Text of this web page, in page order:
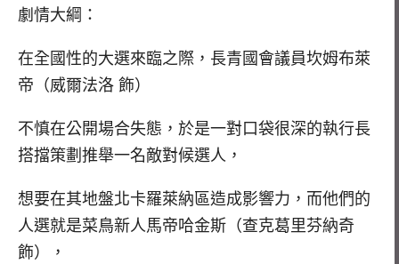
劇情大綱：
在全國性的大選來臨之際，長青國會議員坎姆布萊
帝（威爾法洛 飾）
不慎在公開場合失態，於是一對口袋很深的執行長
搭擋策劃推舉一名敵對候選人，
想要在其地盤北卡羅萊納區造成影響力，而他們的
人選就是菜鳥新人馬帝哈金斯（查克葛里芬納奇
飾），